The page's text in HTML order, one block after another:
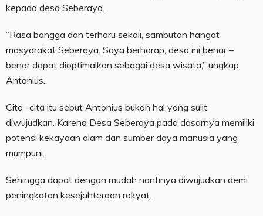
kepada desa Seberaya.
“Rasa bangga dan terharu sekali, sambutan hangat
masyarakat Seberaya. Saya berharap, desa ini benar –
benar dapat dioptimalkan sebagai desa wisata,” ungkap
Antonius.
Cita -cita itu sebut Antonius bukan hal yang sulit
diwujudkan. Karena Desa Seberaya pada dasarnya memiliki
potensi kekayaan alam dan sumber daya manusia yang
mumpuni.
Sehingga dapat dengan mudah nantinya diwujudkan demi
peningkatan kesejahteraan rakyat.